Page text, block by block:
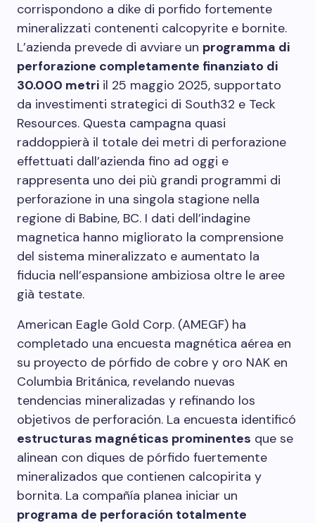
corrispondono a dike di porfido fortemente
mineralizzati contenenti calcopyrite e bornite.
L’azienda prevede di avviare un programma di
perforazione completamente finanziato di
30.000 metri il 25 maggio 2025, supportato
da investimenti strategici di South32 e Teck
Resources. Questa campagna quasi
raddoppierà il totale dei metri di perforazione
effettuati dall’azienda fino ad oggi e
rappresenta uno dei più grandi programmi di
perforazione in una singola stagione nella
regione di Babine, BC. I dati dell’indagine
magnetica hanno migliorato la comprensione
del sistema mineralizzato e aumentato la
fiducia nell’espansione ambiziosa oltre le aree
già testate.
American Eagle Gold Corp. (AMEGF) ha
completado una encuesta magnética aérea en
su proyecto de pórfido de cobre y oro NAK en
Columbia Británica, revelando nuevas
tendencias mineralizadas y refinando los
objetivos de perforación. La encuesta identificó
estructuras magnéticas prominentes que se
alinean con diques de pórfido fuertemente
mineralizados que contienen calcopirita y
bornita. La compañía planea iniciar un
programa de perforación totalmente